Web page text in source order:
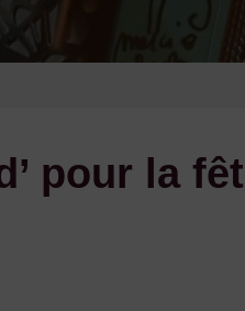
pour la